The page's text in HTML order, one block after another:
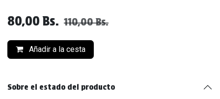
80,00 Bs. 110,00Bs.
Añadir a la cesta
Sobre el estado del producto